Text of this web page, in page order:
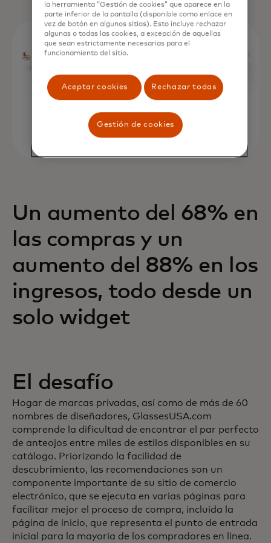
Un aumento del 68% en
las compras y un
aumento del 88% en los
ingresos, todo desde un
solo widget
El desafío
Hogar de marcas privadas, así como de más de 60
nombres de diseñadores, GlassesUSA.com
comprende la dificultad de encontrar el par perfecto
de anteojos entre miles de estilos disponibles en su
catálogo. Priorizando la facilidad de
descubrimiento, las recomendaciones son un
componente importante de su sitio de comercio
electrónico, que se ejecuta en varias páginas para
facilitar mejor el proceso de compra, incluida la
página de inicio, que representa el punto de entrada
inicial para la mayoría de los compradores en línea.
la herramienta “Gestión de cookies” que aparece en la
parte inferior de la pantalla (disponible como enlace en
vez de botón en algunos sitios). Esto incluye rechazar
algunas o todas las cookies, a excepción de aquellas
que sean estrictamente necesarias para el
funcionamiento del sitio.
Aceptar cookies Rechazar todas
Gestión de cookies